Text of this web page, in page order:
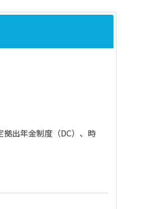
出年金制度（DC）、時